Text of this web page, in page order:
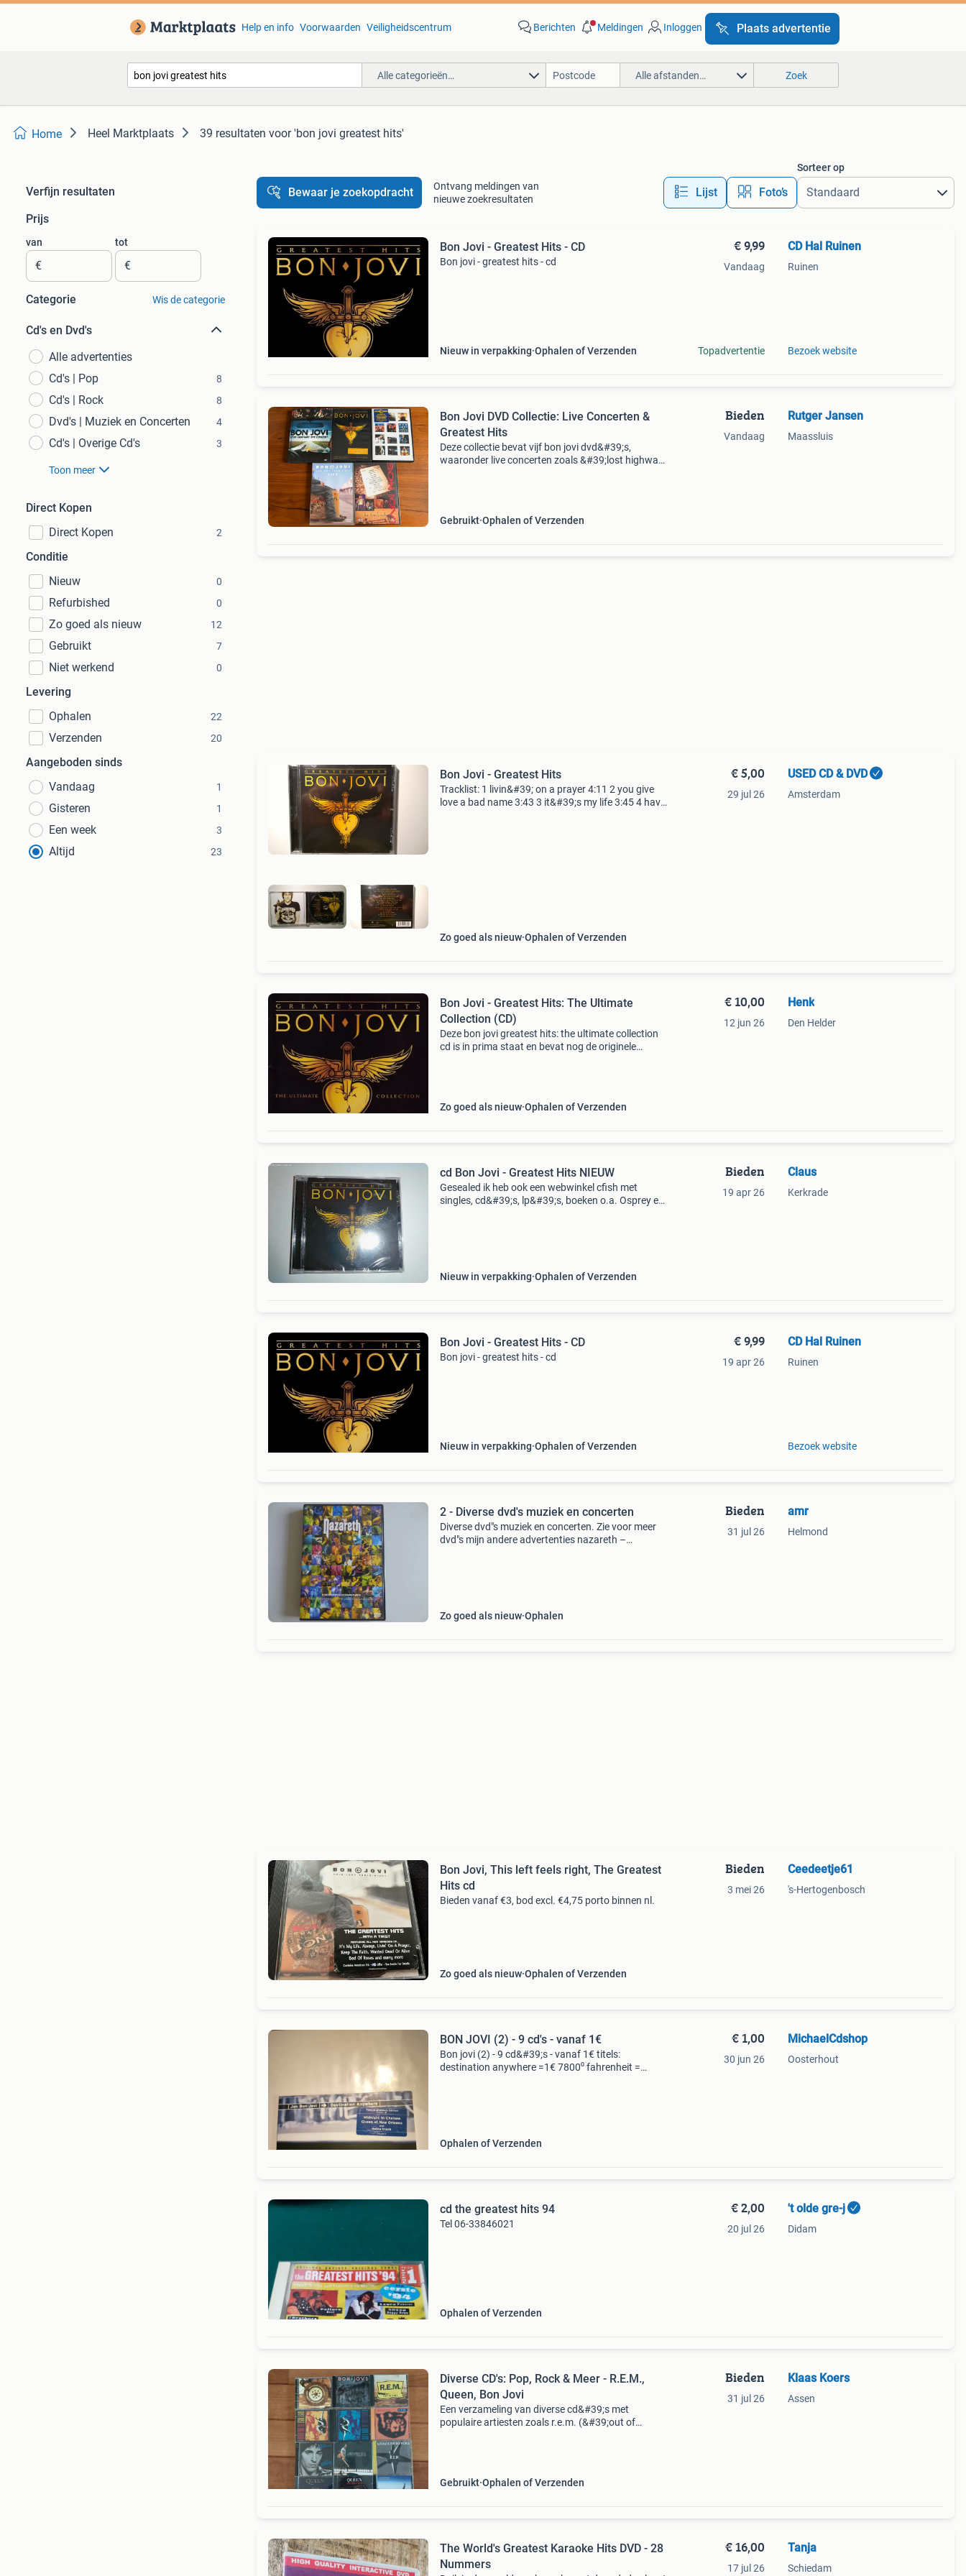
Help en info Voorwaarden Veiligheidscentrum Berichten Meldingen Inloggen Plaats advertentie
Alle categorieën… Alle afstanden… Zoek
Home Heel Marktplaats 39 resultaten voor 'bon jovi greatest hits'
Verfijn resultaten
Prijs
van
€
tot
€
Categorie Wis de categorie
Cd's en Dvd's
Alle advertenties
Cd's | Pop
8
Cd's | Rock 8
Dvd's | Muziek en Concerten 4
Cd's | Overige Cd's 3
Toon meer
Direct Kopen
Direct Kopen
2
Conditie
Nieuw
0
Refurbished 0
Zo goed als nieuw 12
Gebruikt 7
Niet werkend 0
Levering
Ophalen
22
Verzenden 20
Aangeboden sinds
Vandaag
1
Gisteren 1
Een week 3
Altijd 23
Bewaar je zoekopdracht
Ontvang meldingen van
nieuwe zoekresultaten
Lijst Foto’s
Sorteer op
Bon Jovi - Greatest Hits - CD
Bon jovi - greatest hits - cd
Nieuw in verpakking Ophalen of Verzenden
€ 9,99
Vandaag
Topadvertentie
CD Hal Ruinen
Ruinen
Bezoek website
Bon Jovi DVD Collectie: Live Concerten &
Greatest Hits
Deze collectie bevat vijf bon jovi dvd&#39;s,
waaronder live concerten zoals &#39;lost highway:
Gebruikt Ophalen of Verzenden
Bieden
Vandaag
Rutger Jansen
Maassluis
Bon Jovi - Greatest Hits
Tracklist: 1 livin&#39; on a prayer 4:11 2 you give
love a bad name 3:43 3 it&#39;s my life 3:45 4 have
Zo goed als nieuw Ophalen of Verzenden
€ 5,00
29 jul 26
USED CD & DVD
Amsterdam
Bon Jovi - Greatest Hits: The Ultimate
Collection (CD)
Deze bon jovi greatest hits: the ultimate collection
cd is in prima staat en bevat nog de originele
Zo goed als nieuw Ophalen of Verzenden
€ 10,00
12 jun 26
Henk
Den Helder
cd Bon Jovi - Greatest Hits NIEUW
Gesealed ik heb ook een webwinkel cfish met
singles, cd&#39;s, lp&#39;s, boeken o.a. Osprey en
Nieuw in verpakking Ophalen of Verzenden
Bieden
19 apr 26
Claus
Kerkrade
Bon Jovi - Greatest Hits - CD
Bon jovi - greatest hits - cd
Nieuw in verpakking Ophalen of Verzenden
€ 9,99
19 apr 26
CD Hal Ruinen
Ruinen
Bezoek website
2 - Diverse dvd's muziek en concerten
Diverse dvd"s muziek en concerten. Zie voor meer
dvd"s mijn andere advertenties nazareth –
Zo goed als nieuw Ophalen
Bieden
31 jul 26
amr
Helmond
Bon Jovi, This left feels right, The Greatest
Hits cd
Bieden vanaf €3, bod excl. €4,75 porto binnen nl.
Zo goed als nieuw Ophalen of Verzenden
Bieden
3 mei 26
Ceedeetje61
's-Hertogenbosch
BON JOVI (2) - 9 cd's - vanaf 1€
Bon jovi (2) - 9 cd&#39;s - vanaf 1€ titels:
destination anywhere =1€ 7800⁰ fahrenheit =
Ophalen of Verzenden
€ 1,00
30 jun 26
MichaelCdshop
Oosterhout
cd the greatest hits 94
Tel 06-33846021
Ophalen of Verzenden
€ 2,00
20 jul 26
't olde gre-j
Didam
Diverse CD's: Pop, Rock & Meer - R.E.M.,
Queen, Bon Jovi
Een verzameling van diverse cd&#39;s met
populaire artiesten zoals r.e.m. (&#39;out of
Gebruikt Ophalen of Verzenden
Bieden
31 jul 26
Klaas Koers
Assen
The World's Greatest Karaoke Hits DVD - 28
Nummers
€ 16,00
17 jul 26
Tanja
Schiedam